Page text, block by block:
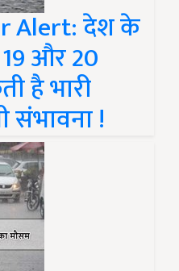
Alert: देश के
और 20
है भारी
संभावना !